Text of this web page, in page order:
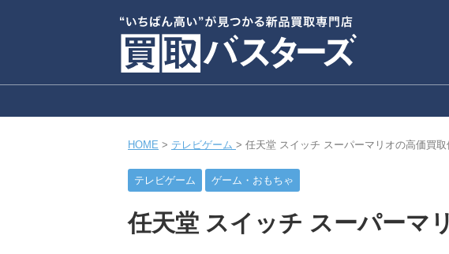
HOME > テレビゲーム > 任天堂 スイッチ スーパーマリオの高価買取
テレビゲーム ゲーム・おもちゃ
任天堂 スイッチ スーパーマ